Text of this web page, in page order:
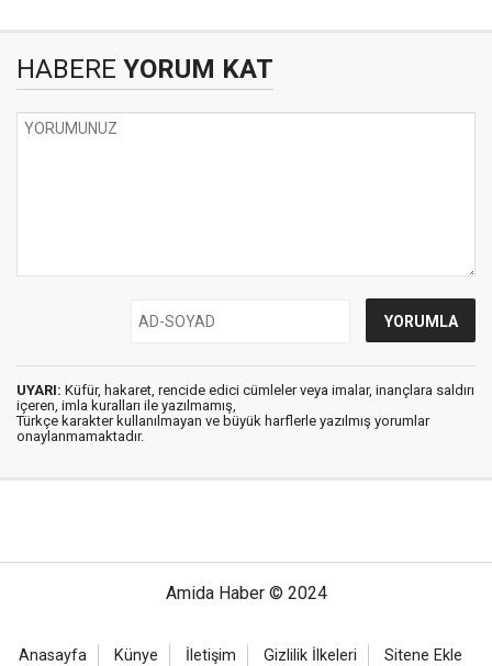
HABERE YORUM KAT
UYARI: Küfür, hakaret, rencide edici cümleler veya imalar, inançlara saldırı
içeren, imla kuralları ile yazılmamış,
Türkçe karakter kullanılmayan ve büyük harflerle yazılmış yorumlar
onaylanmamaktadır.
Amida Haber © 2024
Anasayfa Künye İletişim Gizlilik İlkeleri Sitene Ekle